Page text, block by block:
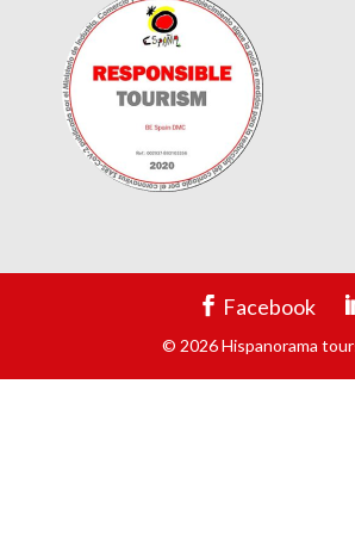
Facebook
© 2026 Hispanorama